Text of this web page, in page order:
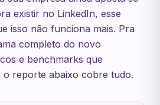
existir no LinkedIn, esse
isso não funciona mais. Pra
completo do novo
e benchmarks que
o reporte abaixo cobre tudo.